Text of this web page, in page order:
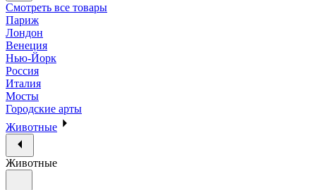
Смотреть все товары
Париж
Лондон
Венеция
Нью-Йорк
Россия
Италия
Мосты
Городские арты
Животные
Животные